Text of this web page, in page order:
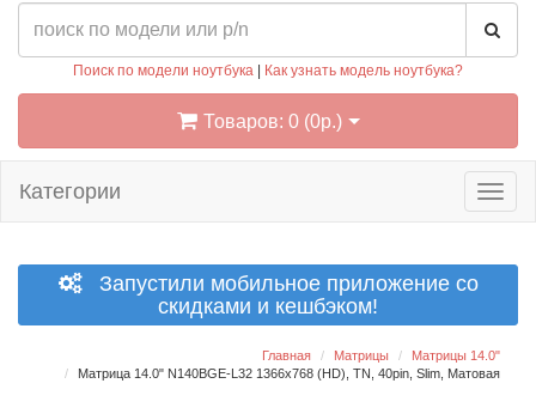
Поиск по модели ноутбука Как узнать модель ноутбука?
Товаров: 0 (0р.)
Категории
Запустили мобильное приложение со
скидками и кешбэком!
Главная Матрицы
Матрицы 14.0"
Матрица 14.0" N140BGE-L32 1366x768 (HD), TN, 40pin, Slim, Матовая